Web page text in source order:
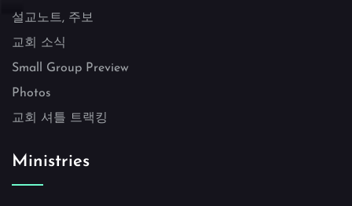
설교노트, 주보
교회 소식
Small Group Preview
Photos
교회 셔틀 트랙킹
Ministries